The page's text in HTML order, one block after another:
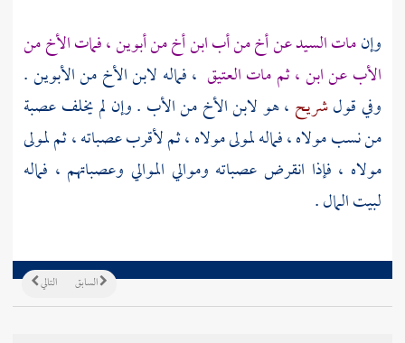
وإنمات السيد عن أخ من أب ابن أخ من أبوين ، فمات الأخ من
الأب عن ابن ، ثم مات العتيق ، فماله لابن الأخ من الأبوين .
وفي قولشريح ، هو لابن الأخ من الأب . وإن لم يخلف عصبة
من نسب مولاه ، فماله لمولى مولاه ، ثم لأقرب عصباته ، ثم لمولى
مولاه ، فإذا انقرض عصباته وموالي الموالي وعصباتهم ، فماله
لبيت المال .
التالي السابق